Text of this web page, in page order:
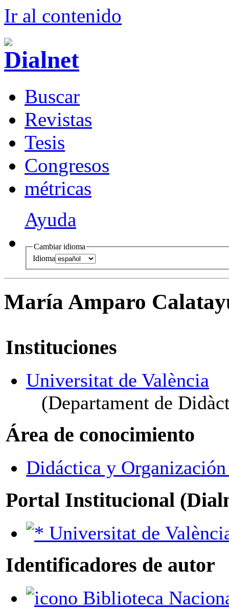
Ir al contenido
Buscar
Revistas
Tesis
Congresos
métricas
Ayuda
Cambiar idioma
Idioma
María Amparo
Instituciones
Universitat de València
(Departament de
Área de conocimiento
Didáctica y
Portal Institucional
Universitat de
Identificadores de autor